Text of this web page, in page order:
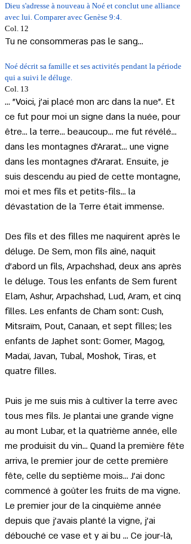
Dieu s'adresse à nouveau à Noé et conclut une alliance
avec lui. Comparer avec Genèse 9:4.
Col. 12
Tu ne consommeras pas le sang...
Noé décrit sa famille et ses activités pendant la période
qui a suivi le déluge.
Col. 13
... "Voici, j'ai placé mon arc dans la nue". Et
ce fut pour moi un signe dans la nuée, pour
être... la terre... beaucoup... me fut révélé...
dans les montagnes d'Ararat... une vigne
dans les montagnes d'Ararat. Ensuite, je
suis descendu au pied de cette montagne,
moi et mes fils et petits-fils... la
dévastation de la Terre était immense.
Des fils et des filles me naquirent après le
déluge. De Sem, mon fils aîné, naquit
d'abord un fils, Arpachshad, deux ans après
le déluge. Tous les enfants de Sem furent
Elam, Ashur, Arpachshad, Lud, Aram, et cinq
filles. Les enfants de Cham sont: Cush,
Mitsraïm, Pout, Canaan, et sept filles; les
enfants de Japhet sont: Gomer, Magog,
Madaï, Javan, Tubal, Moshok, Tiras, et
quatre filles.
Puis je me suis mis à cultiver la terre avec
tous mes fils. Je plantai une grande vigne
au mont Lubar, et la quatrième année, elle
me produisit du vin... Quand la première fête
arriva, le premier jour de cette première
fête, celle du septième mois... J'ai donc
commencé à goûter les fruits de ma vigne.
Le premier jour de la cinquième année
depuis que j'avais planté la vigne, j'ai
débouché ce vase et y ai bu ... Ce jour-là,